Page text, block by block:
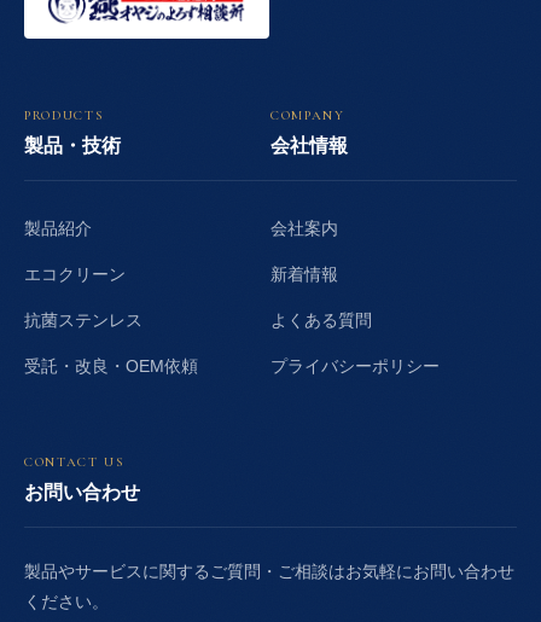
PRODUCTS
製品・技術
製品紹介
エコクリーン
抗菌ステンレス
受託・改良・OEM依頼
COMPANY
会社情報
会社案内
新着情報
よくある質問
プライバシーポリシー
CONTACT US
お問い合わせ
製品やサービスに関するご質問・ご相談はお気軽にお問い合わせ
ください。